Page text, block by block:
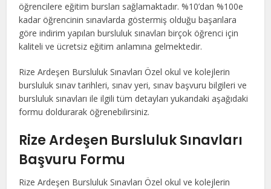
öğrencilere eğitim bursları sağlamaktadır. %10’dan %100e
kadar öğrencinin sınavlarda göstermiş olduğu başarılara
göre indirim yapılan bursluluk sınavları birçok öğrenci için
kaliteli ve ücretsiz eğitim anlamına gelmektedir.
Rize Ardeşen Bursluluk Sınavları Özel okul ve kolejlerin
bursluluk sınav tarihleri, sınav yeri, sınav başvuru bilgileri ve
bursluluk sınavları ile ilgili tüm detayları yukarıdaki aşağıdaki
formu doldurarak öğrenebilirsiniz.
Rize Ardeşen Bursluluk Sınavları
Başvuru Formu
Rize Ardeşen Bursluluk Sınavları Özel okul ve kolejlerin